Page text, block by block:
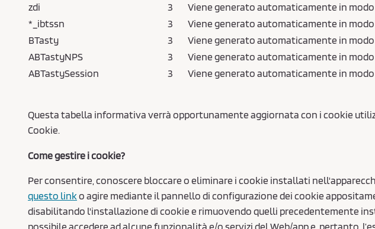
zdi
3
Viene generato automaticamente in
*_ibtssn
3 Viene generato automaticamente in
BTasty
3
Viene generato automaticamente in
ABTastyNPS
3
Viene generato automaticamente in
ABTastySession
3 Viene generato automaticamente in
Questa tabella informativa verrà opportunamente aggiornata con i cookie
Cookie.
Come gestire i cookie?
Per consentire, conoscere bloccare o eliminare i cookie installati
questo linko agire mediante il pannello di configurazione dei cookie
disabilitando l'installazione di cookie e rimuovendo quelli precedentemente